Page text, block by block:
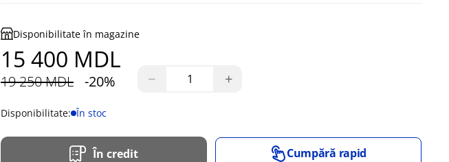
Disponibilitate în magazine
15 400 MDL
19 250 MDL -20% − +
Disponibilitate: În stoc
În credit Cumpără rapid